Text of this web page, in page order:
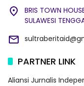
BRIS TOWN
SULAWESI
PARTNER LINK
Aliansi Jurnalis